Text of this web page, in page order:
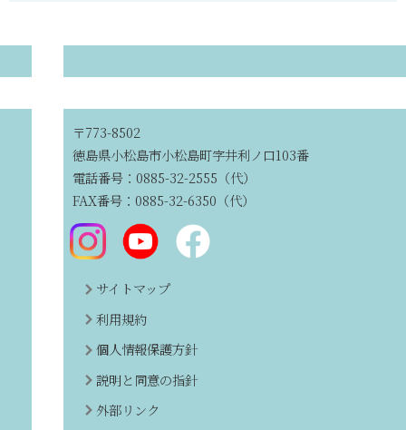
〒773-8502
徳島県小松島市小松島町字井利ノ口103番
電話番号：0885-32-2555（代）
FAX番号：0885-32-6350（代）
サイトマップ
利用規約
個人情報保護方針
説明と同意の指針
外部リンク